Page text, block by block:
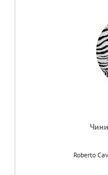
Roberto